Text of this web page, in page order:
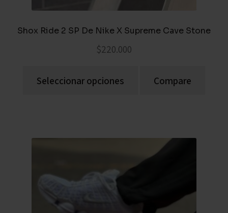
Shox Ride 2 SP De Nike X Supreme Cave Stone
$220.000
Seleccionar opciones Compare